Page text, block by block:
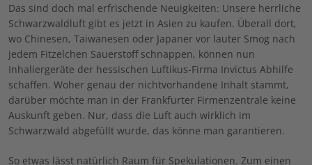
Das sind doch mal erfrischende Neuigkeiten: Unsere herrliche
Schwarzwaldluft gibt es jetzt in Asien zu kaufen. Überall dort,
wo Chinesen, Taiwanesen oder Japaner vor lauter Smog nach
jedem Fitzelchen Sauerstoff schnappen, können nun
Inhaliergeräte der hessischen Luftikus-Firma Invictus Abhilfe
schaffen. Woher genau der nichtvorhandene Inhalt stammt,
darüber möchte man in der Frankfurter Firmenzentrale keine
Auskunft geben. Nur, dass die Luft auch wirklich im
Schwarzwald abgefüllt wurde, das könne man garantieren.
So etwas lässt natürlich Raum für Spekulationen. Zum einen